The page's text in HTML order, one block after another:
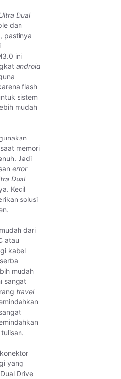
Dual
dan
pastinya
ini
android
flash
sistem
mudah
memori
Jadi
error
Dual
Kecil
solusi
dari
atau
kabel
mudah
sangat
travel
yang
Drive